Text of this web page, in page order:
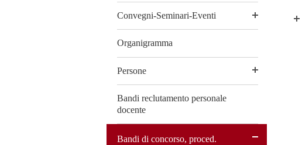
Convegni-Seminari-Eventi
Organigramma
Persone
Bandi reclutamento personale
docente
Bandi di concorso, proced.